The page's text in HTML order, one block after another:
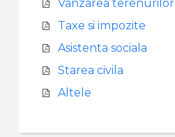
Vanzarea terenurilor
Taxe si impozite
Asistenta sociala
Starea civila
Altele